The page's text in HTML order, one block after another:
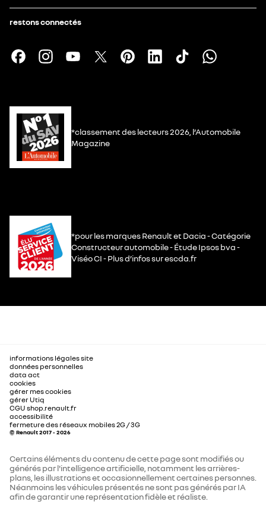
restons connectés
*classement des lecteurs 2026, l’Automobile
Magazine
*pour les marques Renault et Dacia - Catégorie
Constructeur automobile - Étude Ipsos bva -
Viséo CI - Plus d’infos sur escda.fr
informations légales site
données personnelles
data act
cookies
gérer mes cookies
gérer Utiq
CGU shop.renault.fr
accessibilité
fermeture des réseaux mobiles 2G / 3G
© Renault 2017 - 2026
Certains éléments du contenu de cette page sont modifiés ou
générés par l'intelligence artificielle, notamment les arrières-
plans, les illustrations et occasionnellement certaines personnes.
Néanmoins les véhicules présentés ne sont pas générés par IA
afin de garantir une représentation fidèle et réaliste.